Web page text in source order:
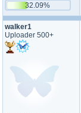
32.09%
walker1
Uploader 500+